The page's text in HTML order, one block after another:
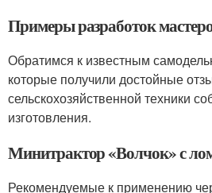
Примеры разработок
Обратимся к известным
которые получили достойные
сельскохозяйственной техники
изготовления.
Минитрактор «Волчок» с
Рекомендуемые к применению